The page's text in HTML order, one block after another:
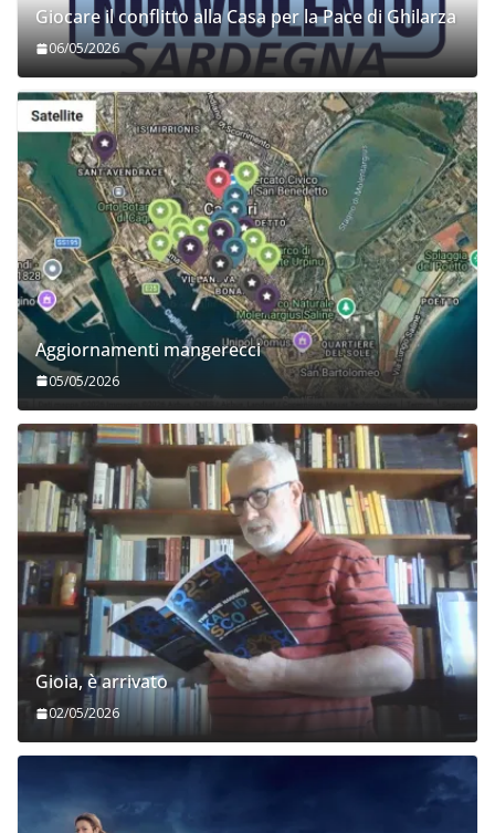
Giocare il conflitto alla Casa per la Pace di Ghilarza
06/05/2026
Aggiornamenti mangerecci
05/05/2026
Gioia, è arrivato
02/05/2026